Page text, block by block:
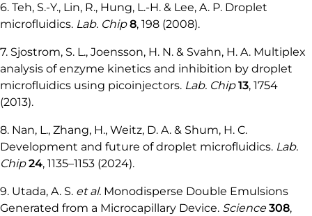
6. Teh, S.-Y., Lin, R., Hung, L.-H. & Lee, A. P. Droplet
microfluidics. Lab. Chip 8, 198 (2008).
7. Sjostrom, S. L., Joensson, H. N. & Svahn, H. A. Multiplex
analysis of enzyme kinetics and inhibition by droplet
microfluidics using picoinjectors. Lab. Chip 13, 1754
(2013).
8. Nan, L., Zhang, H., Weitz, D. A. & Shum, H. C.
Development and future of droplet microfluidics. Lab.
Chip 24, 1135–1153 (2024).
9. Utada, A. S. et al. Monodisperse Double Emulsions
Generated from a Microcapillary Device. Science 308,